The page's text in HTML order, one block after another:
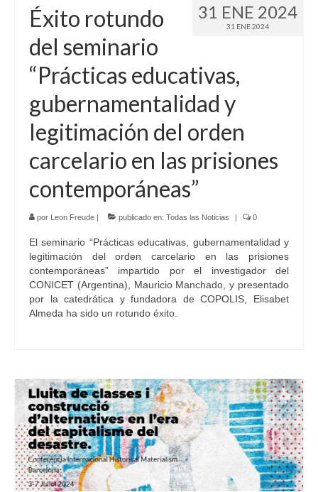
31 ENE 2024
31 ENE 2024
Éxito rotundo
del seminario
“Prácticas educativas,
gubernamentalidad y
legitimación del orden
carcelario en las prisiones
contemporáneas”
por Leon Freude | publicado en: Todas las Noticias | 0
El seminario “Prácticas educativas, gubernamentalidad y
legitimación del orden carcelario en las prisiones
contemporáneas” impartido por el investigador del
CONICET (Argentina), Mauricio Manchado, y presentado
por la catedrática y fundadora de COPOLIS, Elisabet
Almeda ha sido un rotundo éxito.